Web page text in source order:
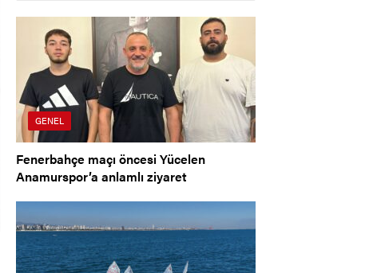
GENEL
Fenerbahçe maçı öncesi Yücelen
Anamurspor’a anlamlı ziyaret